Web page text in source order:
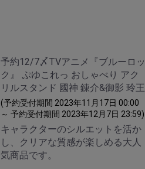
予約12/7〆TVアニメ『ブルーロッ
ク』 ぷゆこれっ おしゃべり アク
リルスタンド 國神 錬介&御影 玲王
(予約受付期間 2023年11月17日 00:00
～ 予約受付期間 2023年12月7日 23:59)
キャラクターのシルエットを活か
し、クリアな質感が楽しめる大人
気商品です。